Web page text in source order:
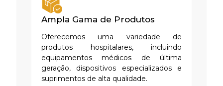
Ampla Gama de Produtos
Oferecemos uma variedade de
produtos hospitalares, incluindo
equipamentos médicos de última
geração, dispositivos especializados e
suprimentos de alta qualidade.